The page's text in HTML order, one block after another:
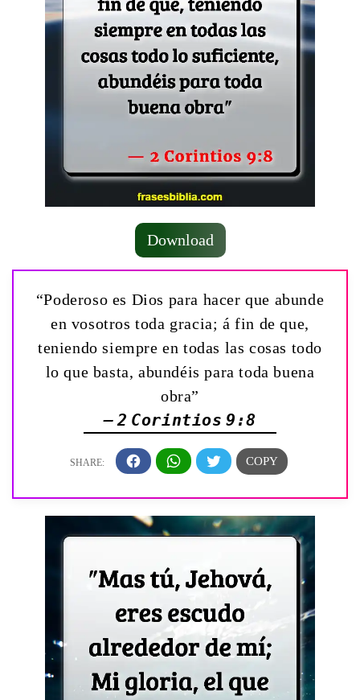
Download
“Poderoso es Dios para hacer que abunde
en vosotros toda gracia; á fin de que,
teniendo siempre en todas las cosas todo
lo que basta, abundéis para toda buena
obra”
— 2 Corintios 9:8